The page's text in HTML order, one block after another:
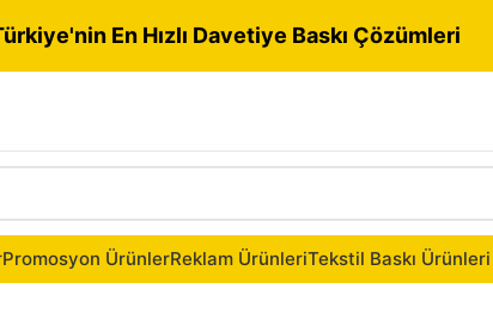
Promosyon ÜrünlerReklam ÜrünleriTekstil Baskı Ürünleri
En Hızlı Davetiye Baskı Çözümleri